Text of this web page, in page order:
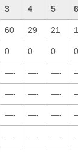
3 4 5 6
60 29 21
0 0 0 0
—- —- —-
—- —- —-
—- —- —-
—- —- —-